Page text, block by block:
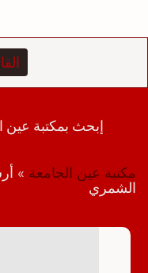
إبحث بمكتبة عين
مكتبة عين الجامعة »
الشمري